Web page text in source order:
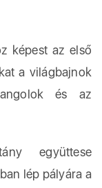
képest az első
a világbajnok
és az
együttese
lép pályára a